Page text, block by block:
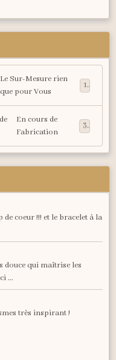
Le Sur-Mesure rien
que pour Vous
1
En cours de
Fabrication
3
coeur !!! et le bracelet à la
douce qui maîtrise les
...
très inspirant !